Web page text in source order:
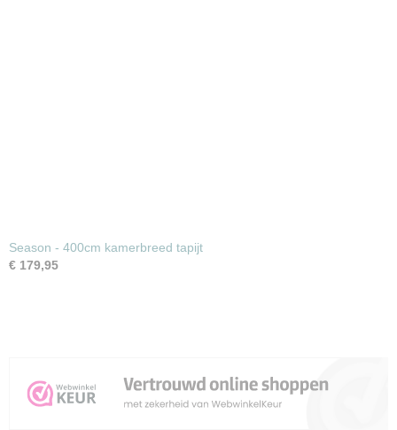
Season - 400cm kamerbreed tapijt
€ 179,95